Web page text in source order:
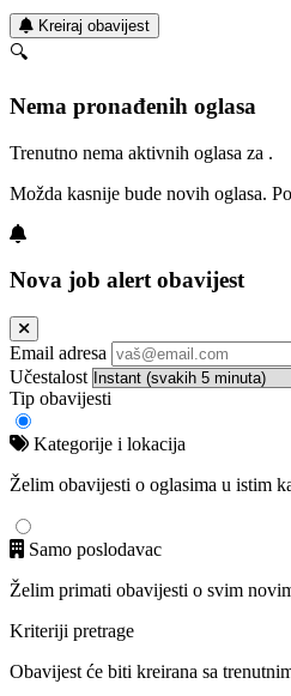
Kreiraj obavijest
🔍
Nema pronađenih oglasa
Trenutno nema aktivnih oglasa za .
Možda kasnije bude novih oglasa.
Nova job alert obavijest
Email adresa
Učestalost
Tip obavijesti
Kategorije i lokacija
Želim obavijesti o oglasima u istim
Samo poslodavac
Želim primati obavijesti o svim
Kriteriji pretrage
Obavijest će biti kreirana sa